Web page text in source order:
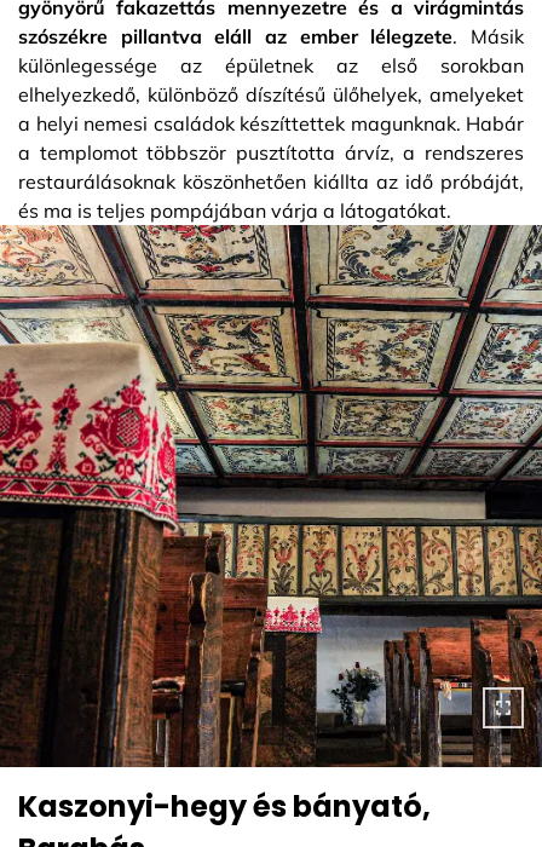
gyönyörű fakazettás mennyezetre és a virágmintás
szószékre pillantva eláll az ember lélegzete. Másik
különlegessége az épületnek az első sorokban
elhelyezkedő, különböző díszítésű ülőhelyek, amelyeket
a helyi nemesi családok készíttettek magunknak. Habár
a templomot többször pusztította árvíz, a rendszeres
restaurálásoknak köszönhetően kiállta az idő próbáját,
és ma is teljes pompájában várja a látogatókat.
Kaszonyi-hegy és bányató,